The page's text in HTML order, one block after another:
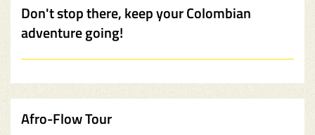
Don't stop there, keep your Colombian
adventure going!
Afro-Flow Tour